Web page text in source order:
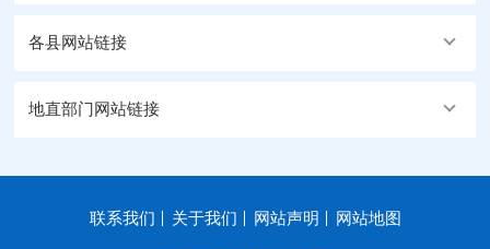
各县网站链接
地直部门网站链接
联系我们 关于我们 网站声明 网站地图